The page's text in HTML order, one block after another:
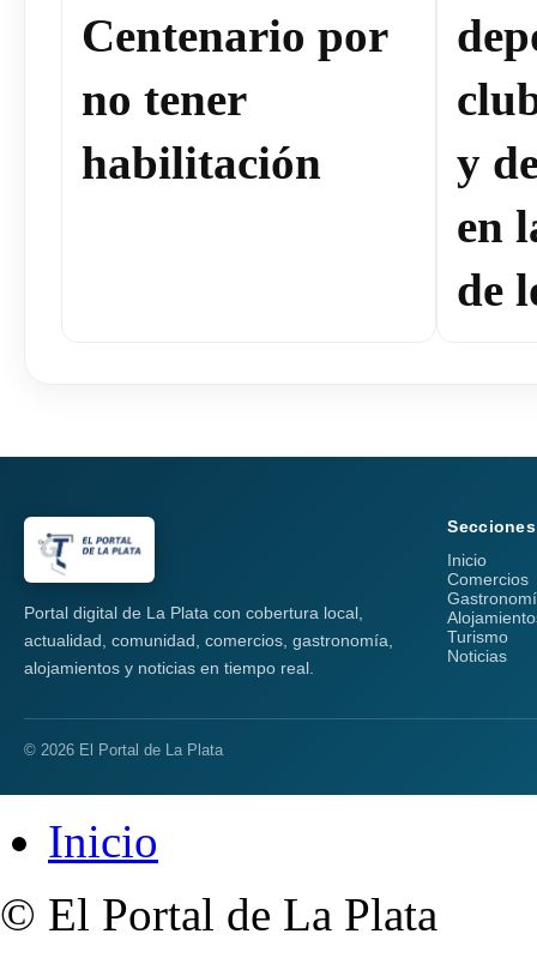
Centenario por
no tener
habilitación
y
en
de
Portal digital de La Plata con cobertura local,
actualidad, comunidad, comercios, gastronomía,
alojamientos y noticias en tiempo real.
Secciones
Inicio
Comercios
Turismo
Noticias
© 2026 El Portal de La Plata
Inicio
© El Portal de La Plata